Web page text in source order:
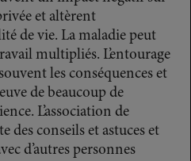
et altèrent
de vie. La maladie peut
multipliés. L’entourage
les conséquences et
de beaucoup de
L’association de
des conseils et astuces et
d’autres personnes